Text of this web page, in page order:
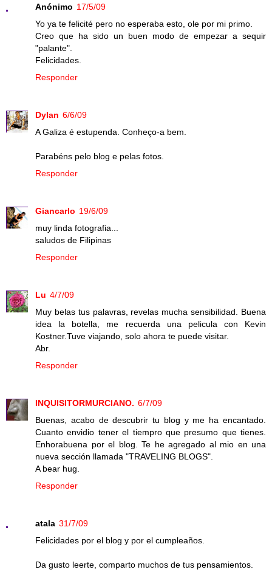
Anónimo 17/5/09
Yo ya te felicité pero no esperaba esto, ole por mi primo.
Creo que ha sido un buen modo de empezar a sequir
"palante".
Felicidades.
Responder
Dylan 6/6/09
A Galiza é estupenda. Conheço-a bem.
Parabéns pelo blog e pelas fotos.
Responder
Giancarlo 19/6/09
muy linda fotografia...
saludos de Filipinas
Responder
Lu 4/7/09
Muy belas tus palavras, revelas mucha sensibilidad. Buena
idea la botella, me recuerda una pelicula con Kevin
Kostner.Tuve viajando, solo ahora te puede visitar.
Abr.
Responder
INQUISITORMURCIANO. 6/7/09
Buenas, acabo de descubrir tu blog y me ha encantado.
Cuanto envidio tener el tiempro que presumo que tienes.
Enhorabuena por el blog. Te he agregado al mio en una
nueva sección llamada "TRAVELING BLOGS".
A bear hug.
Responder
atala 31/7/09
Felicidades por el blog y por el cumpleaños.
Da gusto leerte, comparto muchos de tus pensamientos.